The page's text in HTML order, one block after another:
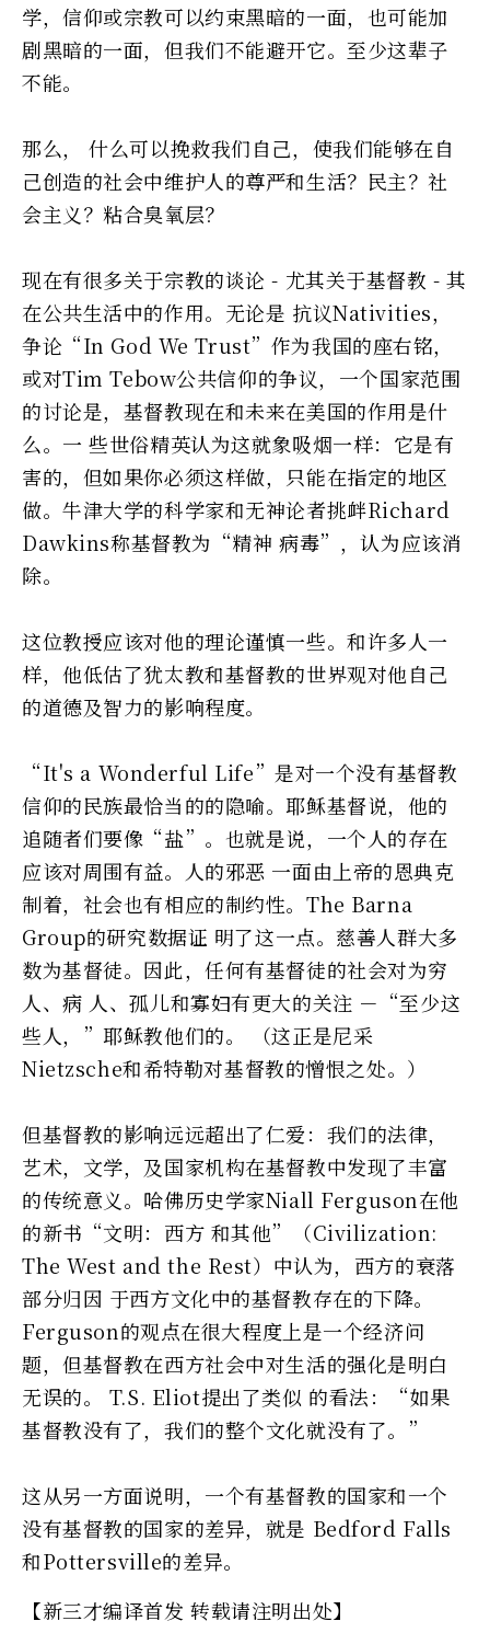
学，信仰或宗教可以约束黑暗的一面，也可能加
剧黑暗的一面，但我们不能避开它。至少这辈子
不能。
那么， 什么可以挽救我们自己，使我们能够在自
己创造的社会中维护人的尊严和生活？民主？社
会主义？粘合臭氧层？
现在有很多关于宗教的谈论 - 尤其关于基督教 - 其
在公共生活中的作用。无论是 抗议Nativities，
争论“In God We Trust”作为我国的座右铭，
或对Tim Tebow公共信仰的争议，一个国家范围
的讨论是，基督教现在和未来在美国的作用是什
么。一 些世俗精英认为这就象吸烟一样：它是有
害的，但如果你必须这样做，只能在指定的地区
做。牛津大学的科学家和无神论者挑衅Richard
Dawkins称基督教为“精神 病毒”，认为应该消
除。
这位教授应该对他的理论谨慎一些。和许多人一
样，他低估了犹太教和基督教的世界观对他自己
的道德及智力的影响程度。
“It's a Wonderful Life”是对一个没有基督教
信仰的民族最恰当的的隐喻。耶稣基督说，他的
追随者们要像“盐”。也就是说，一个人的存在
应该对周围有益。人的邪恶 一面由上帝的恩典克
制着，社会也有相应的制约性。The Barna
Group的研究数据证 明了这一点。慈善人群大多
数为基督徒。因此，任何有基督徒的社会对为穷
人、病 人、孤儿和寡妇有更大的关注 －“至少这
些人，”耶稣教他们的。 （这正是尼采
Nietzsche和希特勒对基督教的憎恨之处。）
但基督教的影响远远超出了仁爱：我们的法律，
艺术，文学，及国家机构在基督教中发现了丰富
的传统意义。哈佛历史学家Niall Ferguson在他
的新书“文明：西方 和其他”（Civilization:
The West and the Rest）中认为，西方的衰落
部分归因 于西方文化中的基督教存在的下降。
Ferguson的观点在很大程度上是一个经济问
题，但基督教在西方社会中对生活的强化是明白
无误的。 T.S. Eliot提出了类似 的看法：“如果
基督教没有了，我们的整个文化就没有了。”
这从另一方面说明，一个有基督教的国家和一个
没有基督教的国家的差异，就是 Bedford Falls
和Pottersville的差异。
【新三才编译首发 转载请注明出处】